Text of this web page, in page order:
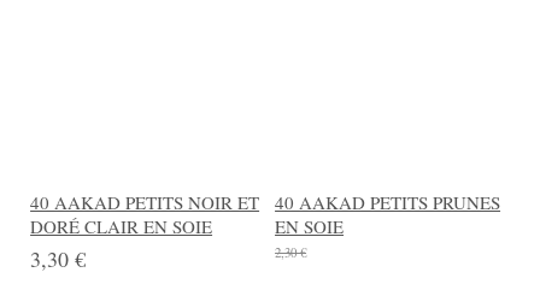
40 AAKAD PETITS NOIR ET
DORÉ CLAIR EN SOIE
3,30 €
40 AAKAD PETITS PRUNES
EN SOIE
2,30 €